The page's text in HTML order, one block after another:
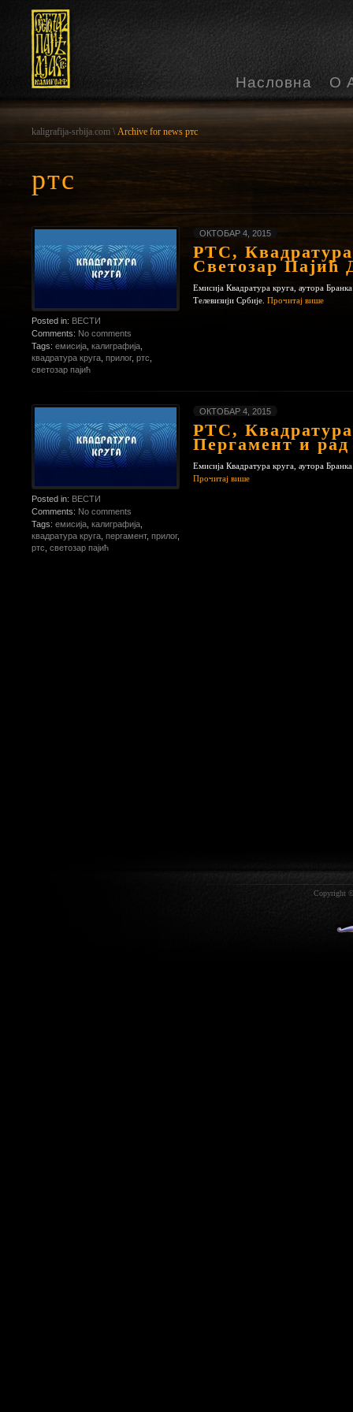
Насловна О
kaligrafija-srbija.com \ Archive for news ртс
ртс
Posted in: ВЕСТИ
Comments: No comments
Tags: емисија калиграфија
квадратура круга прилог, ртс
светозар пајић
ОКТОБАР 4, 2015
РТС,
Светозар
Емисија Квадратура круга, аутора
Телевизији Србије. Прочитај више
Posted in: ВЕСТИ
Comments: No comments
Tags: емисија калиграфија
квадратура круга пергамент, прилог,
ртс светозар пајић
ОКТОБАР 4, 2015
РТС,
Пергамент и
Емисија Квадратура круга, аутора
Прочитај више
Copyright